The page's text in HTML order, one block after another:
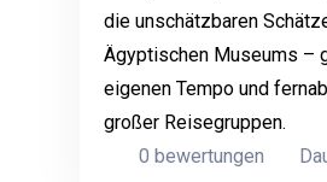
die unschätzbaren
Ägyptischen Museums –
eigenen Tempo und
großer Reisegruppen.
0 bewertungen